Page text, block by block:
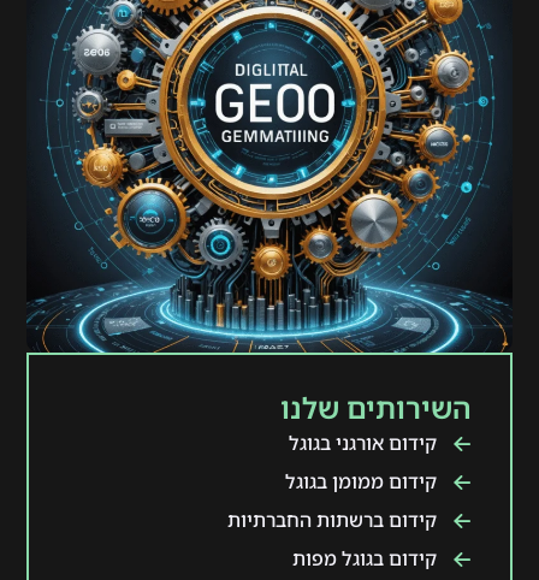
השירותים שלנו
קידום אורגני בגוגל
קידום ממומן בגוגל
קידום ברשתות החברתיות
קידום בגוגל מפות